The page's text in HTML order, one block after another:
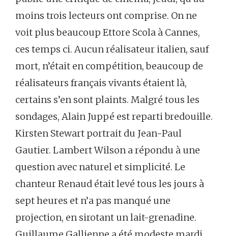
moins trois lecteurs ont comprise. On ne
voit plus beaucoup Ettore Scola à Cannes,
ces temps ci. Aucun réalisateur italien, sauf
mort, n’était en compétition, beaucoup de
réalisateurs français vivants étaient là,
certains s’en sont plaints. Malgré tous les
sondages, Alain Juppé est reparti bredouille.
Kirsten Stewart portrait du Jean-Paul
Gautier. Lambert Wilson a répondu à une
question avec naturel et simplicité. Le
chanteur Renaud était levé tous les jours à
sept heures et n’a pas manqué une
projection, en sirotant un lait-grenadine.